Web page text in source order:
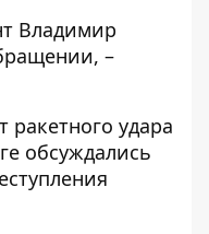
Владимир
–
ракетного удара
обсуждались